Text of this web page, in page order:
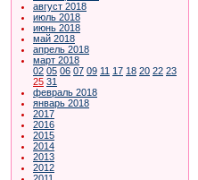
август 2018
июль 2018
июнь 2018
май 2018
апрель 2018
март 2018
02 05 06 07 09 11 17 18 20 22 23
25 31
февраль 2018
январь 2018
2017
2016
2015
2014
2013
2012